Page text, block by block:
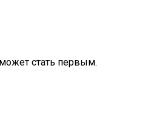
стать первым.